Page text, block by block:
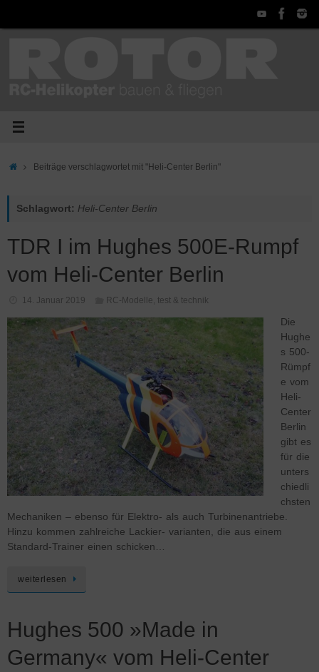
StartBeiträge verschlagwortet mit "Heli-Center Berlin"
Schlagwort: Heli-Center Berlin
TDR I im Hughes 500E-Rumpf
vom Heli-Center Berlin
14. Januar 2019 RC-Modelle, test & technik
Die
Hughe
s 500-
Rümpf
e vom
Heli-
Center
Berlin
gibt es
für die
unters
chiedli
chsten
Mechaniken – ebenso für Elektro- als auch Turbinenantriebe.
Hinzu kommen zahlreiche Lackier- varianten, die aus einem
Standard-Trainer einen schicken…
weiterlesen
Hughes 500 »Made in
Germany« vom Heli-Center